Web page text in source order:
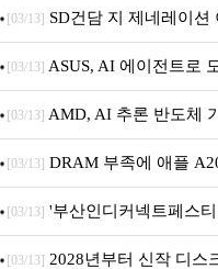
던전 13’ 참가!
[03/13] SD건담 지 제네레이션
아의 용사’ 재개최 및 풍성한
[03/13] ASUS, AI 에이전트로
[03/13] AMD, AI 추론 반도체
[03/13] DRAM 부족에 애플
퍼 대기
[03/13] '부산인디커넥트페스
개막... 22일간 진행
[03/13] 2028년부터 신작 디스